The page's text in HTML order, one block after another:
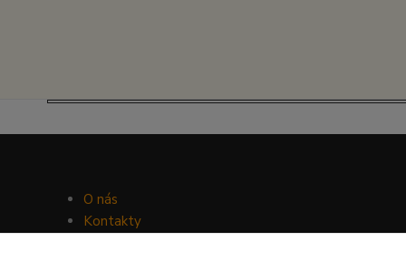
O nás
Kontakty